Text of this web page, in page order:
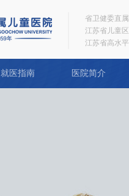
省卫健委直
江苏省儿童
江苏省高水
就医指南 医院简介